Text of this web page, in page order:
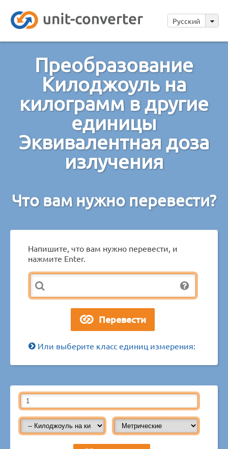
Русский
Преобразование
Килоджоуль на
килограмм в другие
единицы
Эквивалентная доза
излучения
Что вам нужно перевести?
Напишите, что вам нужно перевести, и
нажмите Enter.
Или выберите класс единиц измерения: